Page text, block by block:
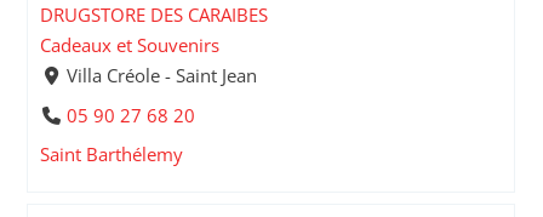
DRUGSTORE DES CARAIBES
Cadeaux et Souvenirs
Villa Créole - Saint Jean
05 90 27 68 20
Saint Barthélemy